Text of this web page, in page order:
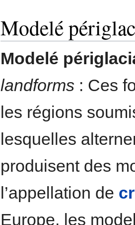
Modelé
Modelé
landforms : Ces
les régions
lesquelles
produisent des
l’appellation de
Europe, les